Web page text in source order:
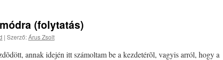
(folytatás)
| Szerző:Árus Zsolt
annak idején itt számoltam be a kezdetérõl, vagyis arról, hogy a